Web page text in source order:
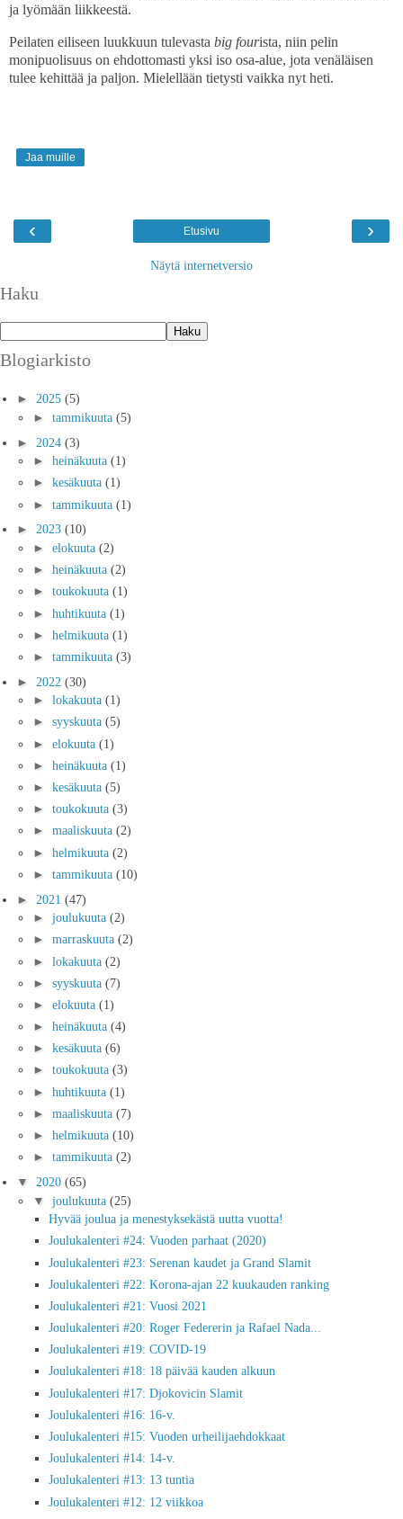
ja lyömään liikkeestä.
Peilaten eiliseen luukkuun tulevasta big fourista, niin pelin
monipuolisuus on ehdottomasti yksi iso osa-alue, jota venäläisen
tulee kehittää ja paljon. Mielellään tietysti vaikka nyt heti.
Jaa muille
‹ ›
Etusivu
Näytä internetversio
Haku
Blogiarkisto
► 2025 (5)
► tammikuuta (5)
► 2024 (3)
► heinäkuuta (1)
► kesäkuuta (1)
► tammikuuta (1)
► 2023 (10)
► elokuuta (2)
► heinäkuuta (2)
► toukokuuta (1)
► huhtikuuta (1)
► helmikuuta (1)
► tammikuuta (3)
► 2022 (30)
► lokakuuta (1)
► syyskuuta (5)
► elokuuta (1)
► heinäkuuta (1)
► kesäkuuta (5)
► toukokuuta (3)
► maaliskuuta (2)
► helmikuuta (2)
► tammikuuta (10)
► 2021 (47)
► joulukuuta (2)
► marraskuuta (2)
► lokakuuta (2)
► syyskuuta (7)
► elokuuta (1)
► heinäkuuta (4)
► kesäkuuta (6)
► toukokuuta (3)
► huhtikuuta (1)
► maaliskuuta (7)
► helmikuuta (10)
► tammikuuta (2)
▼ 2020 (65)
▼ joulukuuta (25)
Hyvää joulua ja menestyksekästä uutta vuotta!
Joulukalenteri #24: Vuoden parhaat (2020)
Joulukalenteri #23: Serenan kaudet ja Grand Slamit
Joulukalenteri #22: Korona-ajan 22 kuukauden ranking
Joulukalenteri #21: Vuosi 2021
Joulukalenteri #20: Roger Federerin ja Rafael Nada...
Joulukalenteri #19: COVID-19
Joulukalenteri #18: 18 päivää kauden alkuun
Joulukalenteri #17: Djokovicin Slamit
Joulukalenteri #16: 16-v.
Joulukalenteri #15: Vuoden urheilijaehdokkaat
Joulukalenteri #14: 14-v.
Joulukalenteri #13: 13 tuntia
Joulukalenteri #12: 12 viikkoa